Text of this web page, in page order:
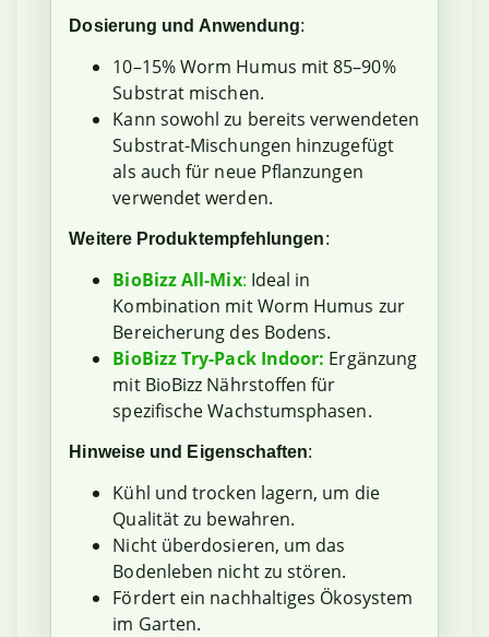
Dosierung und Anwendung:
10–15% Worm Humus mit 85–90%
Substrat mischen.
Kann sowohl zu bereits verwendeten
Substrat-Mischungen hinzugefügt
als auch für neue Pflanzungen
verwendet werden.
Weitere Produktempfehlungen:
BioBizz All-Mix: Ideal in
Kombination mit Worm Humus zur
Bereicherung des Bodens.
BioBizz Try-Pack Indoor: Ergänzung
mit BioBizz Nährstoffen für
spezifische Wachstumsphasen.
Hinweise und Eigenschaften:
Kühl und trocken lagern, um die
Qualität zu bewahren.
Nicht überdosieren, um das
Bodenleben nicht zu stören.
Fördert ein nachhaltiges Ökosystem
im Garten.